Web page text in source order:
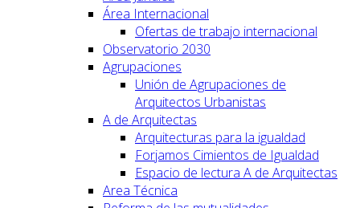
Área Internacional
Ofertas de trabajo internacional
Observatorio 2030
Agrupaciones
Unión de Agrupaciones de
Arquitectos Urbanistas
A de Arquitectas
Arquitecturas para la igualdad
Forjamos Cimientos de Igualdad
Espacio de lectura A de Arquitectas
Area Técnica